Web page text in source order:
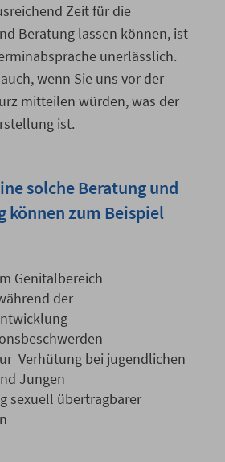
Zeit für die
Beratung lassen können, ist
unerlässlich.
wenn Sie uns vor der
mitteilen würden, was der
ist.
solche Beratung und
können zum Beispiel
Genitalbereich
der
Verhütung bei jugendlichen
Jungen
sexuell übertragbarer